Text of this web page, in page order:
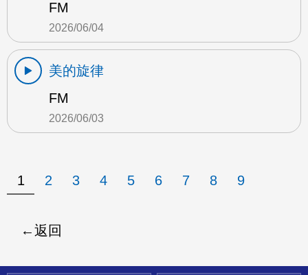
FM
2026/06/04
美的旋律
FM
2026/06/03
1 2 3 4 5 6 7 8 9
返回